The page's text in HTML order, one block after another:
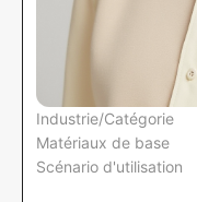
Industrie/Catégorie
Matériaux de base
Scénario d'utilisation